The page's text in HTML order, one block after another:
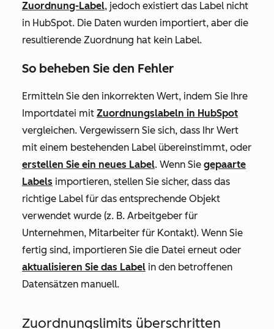
Zuordnung-Label, jedoch existiert das Label nicht
in HubSpot. Die Daten wurden importiert, aber die
resultierende Zuordnung hat kein Label.
So beheben Sie den Fehler
Ermitteln Sie den inkorrekten Wert, indem Sie Ihre
Importdatei mit Zuordnungslabeln in HubSpot
vergleichen. Vergewissern Sie sich, dass Ihr Wert
mit einem bestehenden Label übereinstimmt, oder
erstellen Sie ein neues Label. Wenn Sie gepaarte
Labels importieren, stellen Sie sicher, dass das
richtige Label für das entsprechende Objekt
verwendet wurde (z. B. Arbeitgeber für
Unternehmen, Mitarbeiter für Kontakt). Wenn Sie
fertig sind, importieren Sie die Datei erneut oder
aktualisieren Sie das Label in den betroffenen
Datensätzen manuell.
Zuordnungslimits überschritten